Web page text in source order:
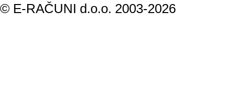
© E-RAČUNI d.o.o. 2003-2026